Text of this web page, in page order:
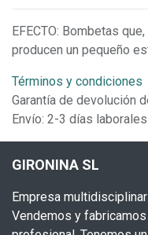
EFECTO: Bombetas
producen un pequeño
Términos y condiciones
Garantía de devolución
Envío: 2-3 días laborales
GIRONINA SL
Empresa
Vendemos y